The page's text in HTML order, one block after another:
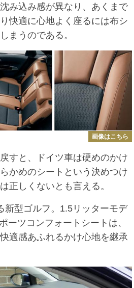
み込み感が異なり、あくまで
快適に心地よく座るには布シ
まうのである。
画像はこちら
すと、ドイツ車は硬めのかけ
かめのシートという決めつけ
正しくないとも言える。
型ゴルフ。1.5リッターモデ
ーツコンフォートシートは、
適感あふれるかけ心地を継承